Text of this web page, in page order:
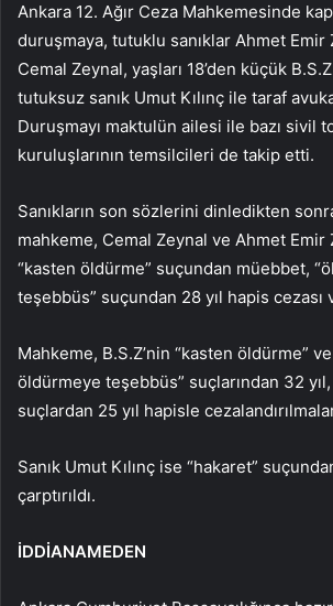
Ankara 12. Ağır Ceza Mahkemesinde
duruşmaya, tutuklu sanıklar Ahmet Emir
Cemal Zeynal, yaşları 18’den küçük
tutuksuz sanık Umut Kılınç ile taraf
Duruşmayı maktulün ailesi ile bazı sivil
kuruluşlarının temsilcileri de takip etti.
Sanıkların son sözlerini dinledikten
mahkeme, Cemal Zeynal ve Ahmet Emir
“kasten öldürme” suçundan müebbet,
teşebbüs” suçundan 28 yıl hapis cezası
Mahkeme, B.S.Z’nin “kasten öldürme”
öldürmeye teşebbüs” suçlarından 32 yıl,
suçlardan 25 yıl hapisle
Sanık Umut Kılınç ise “hakaret”
çarptırıldı.
İDDİANAMEDEN